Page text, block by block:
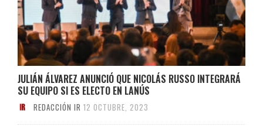
JULIÁN ÁLVAREZ ANUNCIÓ QUE NICOLÁS RUSSO INTEGRARÁ
SU EQUIPO SI ES ELECTO EN LANÚS
REDACCIÓN IR 12 OCTUBRE, 2023